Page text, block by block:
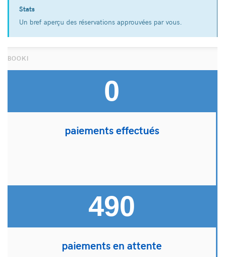
Stats
Un bref aperçu des réservations approuvées par vous.
0
paiements effectués
490
paiements en attente